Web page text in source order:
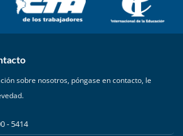
sobre nosotros, póngase en contacto, le
- 5414